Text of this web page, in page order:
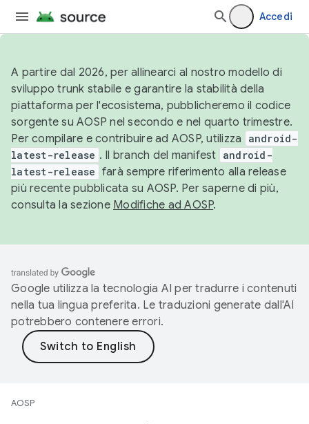
Accedi
A partire dal 2026, per allinearci al nostro modello di
sviluppo trunk stabile e garantire la stabilità della
piattaforma per l'ecosistema, pubblicheremo il codice
sorgente su AOSP nel secondo e nel quarto trimestre.
Per compilare e contribuire ad AOSP, utilizza
android-
latest-release . Il branch del manifest android-
latest-release farà sempre riferimento alla release
più recente pubblicata su AOSP. Per saperne di più,
consulta la sezione Modifiche ad AOSP.
Google utilizza la tecnologia AI per tradurre i contenuti
nella tua lingua preferita. Le traduzioni generate dall'AI
potrebbero contenere errori.
AOSP